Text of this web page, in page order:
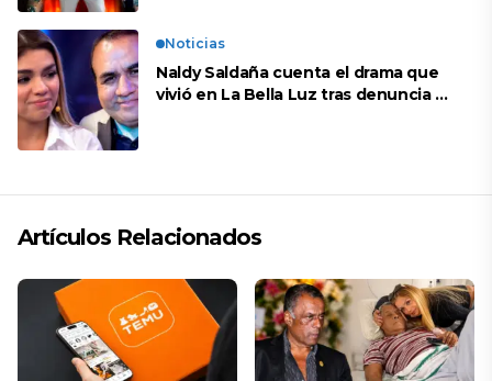
Noticias
Naldy Saldaña cuenta el drama que
vivió en La Bella Luz tras denuncia al
Artículos Relacionados